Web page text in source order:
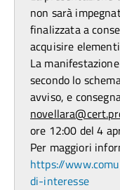
non sarà
finalizzata a
acquisire
La
secondo lo
avviso, e
ore 12:00 del 4
Per maggiori
https://
di-interesse